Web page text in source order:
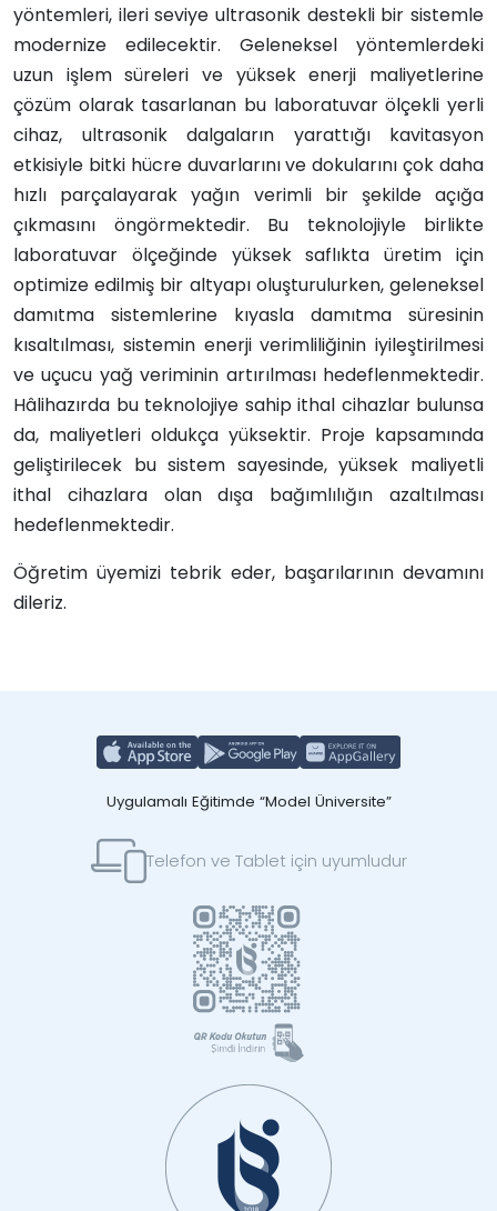
yöntemleri, ileri seviye ultrasonik destekli bir sistemle
modernize edilecektir. Geleneksel yöntemlerdeki
uzun işlem süreleri ve yüksek enerji maliyetlerine
çözüm olarak tasarlanan bu laboratuvar ölçekli yerli
cihaz, ultrasonik dalgaların yarattığı kavitasyon
etkisiyle bitki hücre duvarlarını ve dokularını çok daha
hızlı parçalayarak yağın verimli bir şekilde açığa
çıkmasını öngörmektedir. Bu teknolojiyle birlikte
laboratuvar ölçeğinde yüksek saflıkta üretim için
optimize edilmiş bir altyapı oluşturulurken, geleneksel
damıtma sistemlerine kıyasla damıtma süresinin
kısaltılması, sistemin enerji verimliliğinin iyileştirilmesi
ve uçucu yağ veriminin artırılması hedeflenmektedir.
Hâlihazırda bu teknolojiye sahip ithal cihazlar bulunsa
da, maliyetleri oldukça yüksektir. Proje kapsamında
geliştirilecek bu sistem sayesinde, yüksek maliyetli
ithal cihazlara olan dışa bağımlılığın azaltılması
hedeflenmektedir.
Öğretim üyemizi tebrik eder, başarılarının devamını
dileriz.
Uygulamalı Eğitimde “Model Üniversite”
Telefon ve Tablet için uyumludur